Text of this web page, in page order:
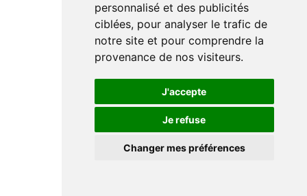
personnalisé et des publicités
ciblées, pour analyser le trafic de
notre site et pour comprendre la
provenance de nos visiteurs.
J'accepte
Je refuse
Changer mes préférences